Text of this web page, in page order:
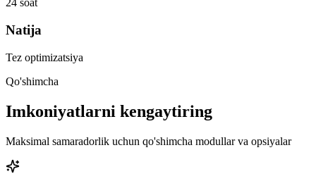
24 soat
Natija
Tez optimizatsiya
Qo'shimcha
Imkoniyatlarni kengaytiring
Maksimal samaradorlik uchun qo'shimcha modullar va opsiyalar